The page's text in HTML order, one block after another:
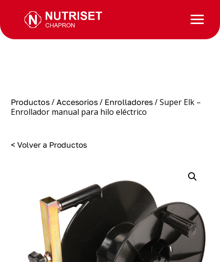
Productos /Accesorios / Enrolladores / Super Elk –
Enrollador manual para hilo eléctrico
< Volver a Productos